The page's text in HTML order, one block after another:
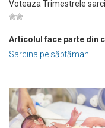
Voteaza Trimestrele
Articolul face parte din
Sarcina pe săptămani